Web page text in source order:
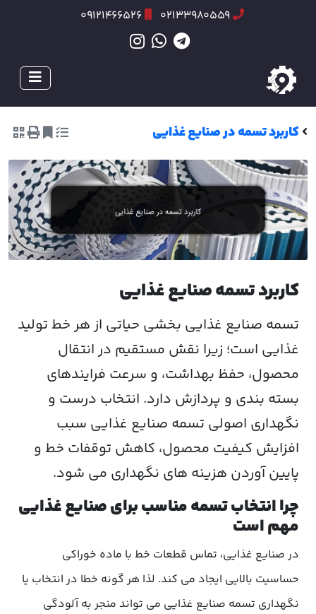
02133980559
09121466526
کاربرد تسمه در صنایع غذایی
کاربرد تسمه صنایع غذایی
تسمه صنایع غذایی بخشی حیاتی از هر خط تولید
غذایی است؛ زیرا نقش مستقیم در انتقال
محصول، حفظ بهداشت، و سرعت فرایندهای
بسته بندی و پردازش دارد. انتخاب درست و
نگهداری اصولی تسمه صنایع غذایی سبب
افزایش کیفیت محصول، کاهش توقفات خط و
پایین آوردن هزینه های نگهداری می شود.
چرا انتخاب تسمه مناسب برای صنایع غذایی
مهم است
در صنایع غذایی، تماس قطعات خط با ماده خوراکی
حساسیت بالایی ایجاد می کند. لذا هر گونه خطا در انتخاب یا
نگهداری تسمه صنایع غذایی می تواند منجر به آلودگی